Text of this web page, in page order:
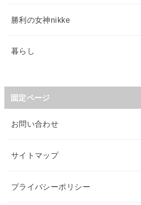
勝利の女神nikke
暮らし
固定ページ
お問い合わせ
サイトマップ
プライバシーポリシー